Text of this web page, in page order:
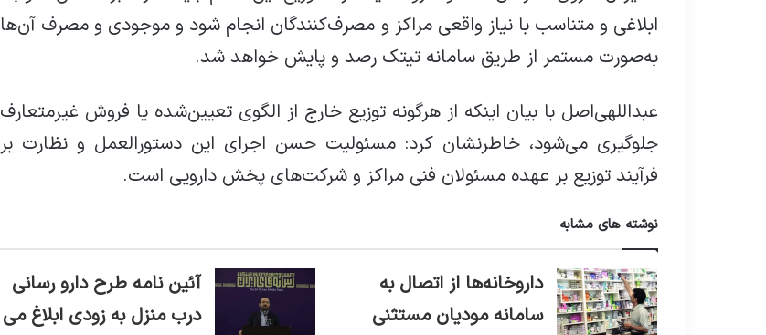
ابلاغی و متناسب با نیاز واقعی مراکز و مصرف‌کنندگان انجام شود و موجودی و مصرف آن‌ها
به‌صورت مستمر از طریق سامانه تیتک رصد و پایش خواهد شد.
عبداللهی‌اصل با بیان اینکه از هرگونه توزیع خارج از الگوی تعیین‌شده یا فروش غیرمتعارف
جلوگیری می‌شود، خاطرنشان کرد: مسئولیت حسن اجرای این دستورالعمل و نظارت بر
فرآیند توزیع بر عهده مسئولان فنی مراکز و شرکت‌های پخش دارویی است.
نوشته های مشابه
داروخانه‌ها از اتصال به
سامانه مودیان مستثنی
آئین نامه طرح دارو رسانی
درب منزل به زودی ابلاغ می